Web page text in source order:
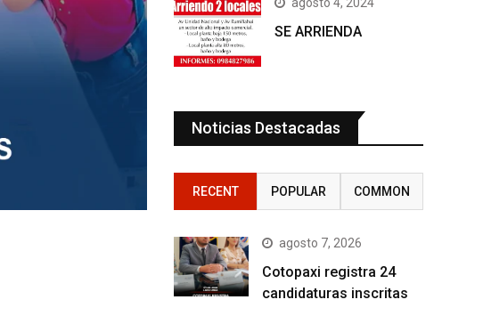
SE ARRIENDA
Noticias Destacadas
RECENT POPULAR COMMON
agosto 7, 2026
Cotopaxi registra 24
candidaturas inscritas